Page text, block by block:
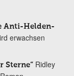
Anti-Helden-
erwachsen
Sterne“ Ridley